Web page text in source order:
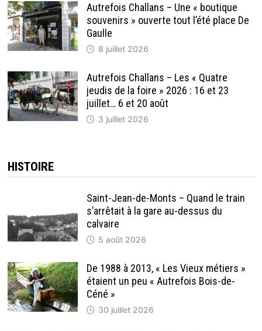
Autrefois Challans – Une « boutique
souvenirs » ouverte tout l’été place De
Gaulle
8 juillet 2026
Autrefois Challans – Les « Quatre
jeudis de la foire » 2026 : 16 et 23
juillet… 6 et 20 août
3 juillet 2026
HISTOIRE
Saint-Jean-de-Monts – Quand le train
s’arrêtait à la gare au-dessus du
calvaire
5 août 2026
De 1988 à 2013, « Les Vieux métiers »
étaient un peu « Autrefois Bois-de-
Céné »
30 juillet 2026